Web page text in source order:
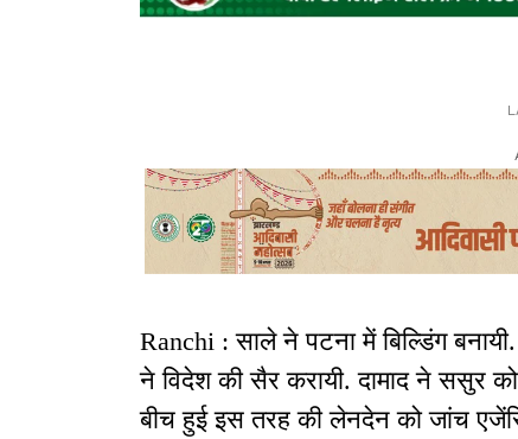
Ranchi : साले ने पटना में बिल्डिंग
ने विदेश की सैर करायी. दामाद ने ससुर
बीच हुई इस तरह की लेनदेन को जांच